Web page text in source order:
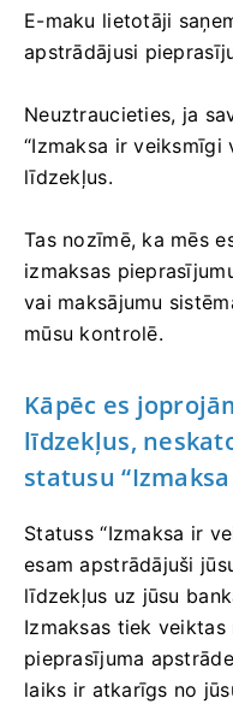
E-maku lietotāji
apstrādājusi
Neuztraucieties, ja
“Izmaksa ir veiksmīgi
līdzekļus.
Tas nozīmē, ka mēs
izmaksas
vai maksājumu
mūsu kontrolē.
Kāpēc es
līdzekļus,
statusu
Statuss “Izmaksa ir
esam apstrādājuši
līdzekļus uz jūsu
Izmaksas tiek veiktas
pieprasījuma
laiks ir atkarīgs no